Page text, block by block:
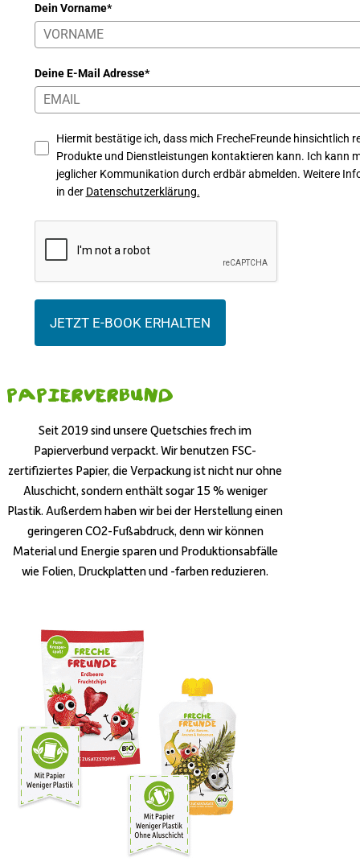
Dein Vorname*
Deine E-Mail Adresse*
Hiermit bestätige ich, dass mich FrecheFreunde hinsichtlich
Produkte und Dienstleistungen kontaktieren kann. Ich kann
jeglicher Kommunikation durch erdbär abmelden. Weitere
in der Datenschutzerklärung.
JETZT E-BOOK ERHALTEN
Papierverbund
Seit 2019 sind unsere Quetschies frech im
Papierverbund verpackt. Wir benutzen FSC-
zertifiziertes Papier, die Verpackung ist nicht nur ohne
Aluschicht, sondern enthält sogar 15 % weniger
Plastik. Außerdem haben wir bei der Herstellung einen
geringeren CO2-Fußabdruck, denn wir können
Material und Energie sparen und Produktionsabfälle
wie Folien, Druckplatten und -farben reduzieren.